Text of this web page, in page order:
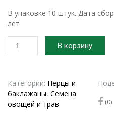
В упаковке 10 штук. Дата
лет
Количество
товара
перца
сладкого
Гогошар
В корзину
Категории: Перцы и
баклажаны, Семена
овощей и трав
(0)